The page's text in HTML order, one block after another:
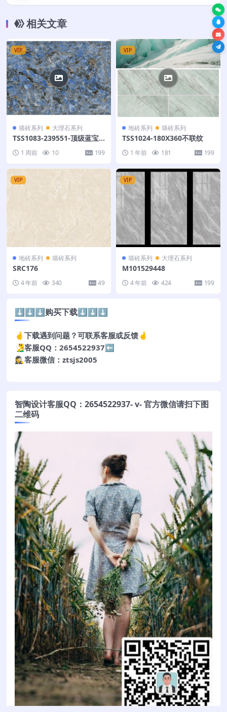
相关文章
VIP
墙砖系列 大理石系列
TSS1083-239551-顶级蓝宝
1 周前 10 199
VIP
地砖系列 墙砖系列
TSS1024-180X360不联纹
1 年前 181 199
VIP
地砖系列 墙砖系列
SRC176
4 年前 340 49
VIP
墙砖系列 大理石系列
M101529448
4 年前 424 199
⬇️⬇️⬇️购买下载⬇️⬇️⬇️
🤞下载遇到问题？可联系客服或反馈🤞
🧏‍♂️客服QQ：2654522937⬅️
🕵️‍♀️客服微信：ztsjs2005
智陶设计客服QQ：2654522937- v- 官方微信请扫下图
二维码